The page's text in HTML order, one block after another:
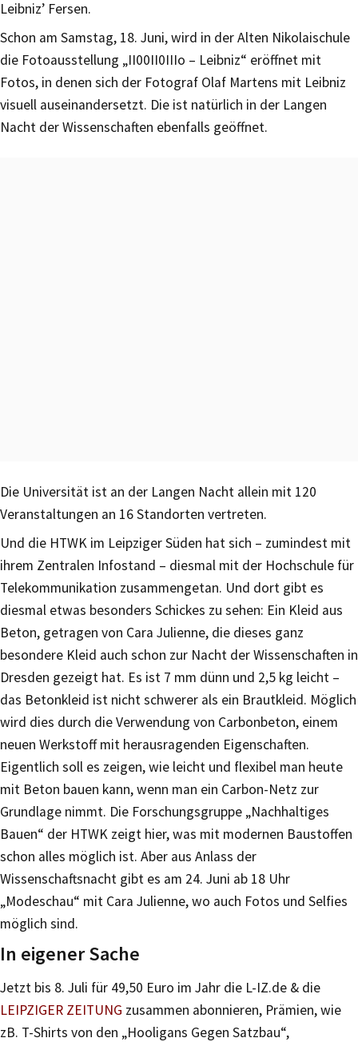
Leibniz’ Fersen.
Schon am Samstag, 18. Juni, wird in der Alten Nikolaischule
die Fotoausstellung „II00II0IIIo – Leibniz“ eröffnet mit
Fotos, in denen sich der Fotograf Olaf Martens mit Leibniz
visuell auseinandersetzt. Die ist natürlich in der Langen
Nacht der Wissenschaften ebenfalls geöffnet.
Die Universität ist an der Langen Nacht allein mit 120
Veranstaltungen an 16 Standorten vertreten.
Und die HTWK im Leipziger Süden hat sich – zumindest mit
ihrem Zentralen Infostand – diesmal mit der Hochschule für
Telekommunikation zusammengetan. Und dort gibt es
diesmal etwas besonders Schickes zu sehen: Ein Kleid aus
Beton, getragen von Cara Julienne, die dieses ganz
besondere Kleid auch schon zur Nacht der Wissenschaften in
Dresden gezeigt hat. Es ist 7 mm dünn und 2,5 kg leicht –
das Betonkleid ist nicht schwerer als ein Brautkleid. Möglich
wird dies durch die Verwendung von Carbonbeton, einem
neuen Werkstoff mit herausragenden Eigenschaften.
Eigentlich soll es zeigen, wie leicht und flexibel man heute
mit Beton bauen kann, wenn man ein Carbon-Netz zur
Grundlage nimmt. Die Forschungsgruppe „Nachhaltiges
Bauen“ der HTWK zeigt hier, was mit modernen Baustoffen
schon alles möglich ist. Aber aus Anlass der
Wissenschaftsnacht gibt es am 24. Juni ab 18 Uhr
„Modeschau“ mit Cara Julienne, wo auch Fotos und Selfies
möglich sind.
In eigener Sache
Jetzt bis 8. Juli für 49,50 Euro im Jahr die L-IZ.de & die
LEIPZIGER ZEITUNG zusammen abonnieren, Prämien, wie
zB. T-Shirts von den „Hooligans Gegen Satzbau“,